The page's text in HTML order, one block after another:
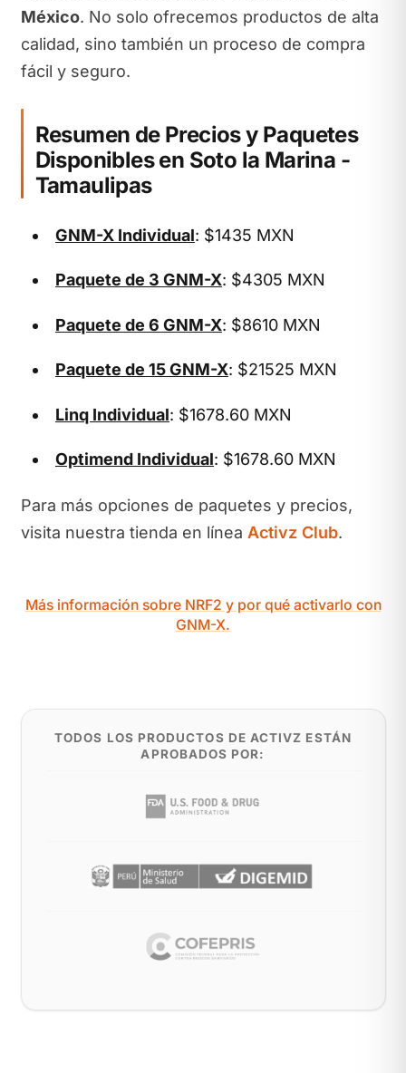
México. No solo ofrecemos productos de alta
calidad, sino también un proceso de compra
fácil y seguro.
Resumen de Precios y Paquetes
Disponibles en Soto la Marina -
Tamaulipas
GNM-X Individual: $1435 MXN
Paquete de 3 GNM-X: $4305 MXN
Paquete de 6 GNM-X: $8610 MXN
Paquete de 15 GNM-X: $21525 MXN
Linq Individual: $1678.60 MXN
Optimend Individual: $1678.60 MXN
Para más opciones de paquetes y precios,
visita nuestra tienda en línea Activz Club.
Más información sobre NRF2 y por qué activarlo con
GNM-X.
TODOS LOS PRODUCTOS DE ACTIVZ ESTÁN
APROBADOS POR: